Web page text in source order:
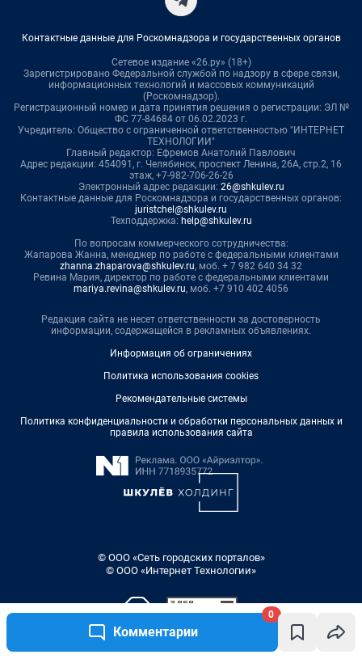
Комментарии
0
Контактные данные для Роскомнадзора и государственных органов
Сетевое издание «26.ру» (18+)
Зарегистрировано Федеральной службой по надзору в сфере связи,
информационных технологий и массовых коммуникаций
(Роскомнадзор).
Регистрационный номер и дата принятия решения о регистрации: ЭЛ №
ФС 77-84684 от 06.02.2023 г.
Учредитель: Общество с ограниченной ответственностью "ИНТЕРНЕТ
ТЕХНОЛОГИИ"
Главный редактор: Ефремов Анатолий Павлович
Адрес редакции: 454091, г. Челябинск, проспект Ленина, 26А, стр.2, 16
этаж, +7-982-706-26-26
Электронный адрес редакции: 26@shkulev.ru
Контактные данные для Роскомнадзора и государственных органов:
juristchel@shkulev.ru
Техподдержка: help@shkulev.ru
По вопросам коммерческого сотрудничества:
Жапарова Жанна, менеджер по работе с федеральными клиентами
zhanna.zhaparova@shkulev.ru, моб. + 7 982 640 34 32
Ревина Мария, директор по работе с федеральными клиентами
mariya.revina@shkulev.ru, моб. +7 910 402 4056
Редакция сайта не несет ответственности за достоверность
информации, содержащейся в рекламных объявлениях.
Информация об ограничениях
Политика использования cookies
Рекомендательные системы
Политика конфиденциальности и обработки персональных данных и
правила использования сайта
© ООО «Сеть городских порталов»
© ООО «Интернет Технологии»